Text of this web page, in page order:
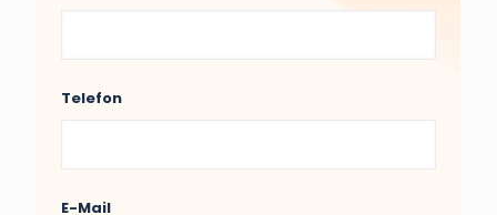
Telefon
E-Mail